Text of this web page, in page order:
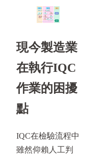
現今製造業
在執行IQC
作業的困擾
點
IQC在檢驗流程中
雖然仰賴人工判